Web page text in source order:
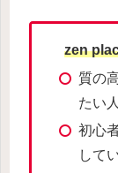
zen
質の
たい人
初心
して